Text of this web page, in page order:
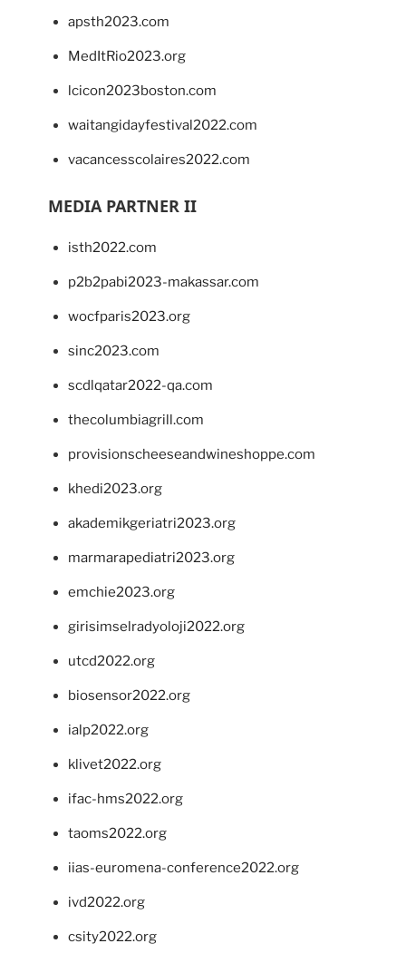
apsth2023.com
MedItRio2023.org
lcicon2023boston.com
waitangidayfestival2022.com
vacancesscolaires2022.com
MEDIA PARTNER II
isth2022.com
p2b2pabi2023-makassar.com
wocfparis2023.org
sinc2023.com
scdlqatar2022-qa.com
thecolumbiagrill.com
provisionscheeseandwineshoppe.com
khedi2023.org
akademikgeriatri2023.org
marmarapediatri2023.org
emchie2023.org
girisimselradyoloji2022.org
utcd2022.org
biosensor2022.org
ialp2022.org
klivet2022.org
ifac-hms2022.org
taoms2022.org
iias-euromena-conference2022.org
ivd2022.org
csity2022.org